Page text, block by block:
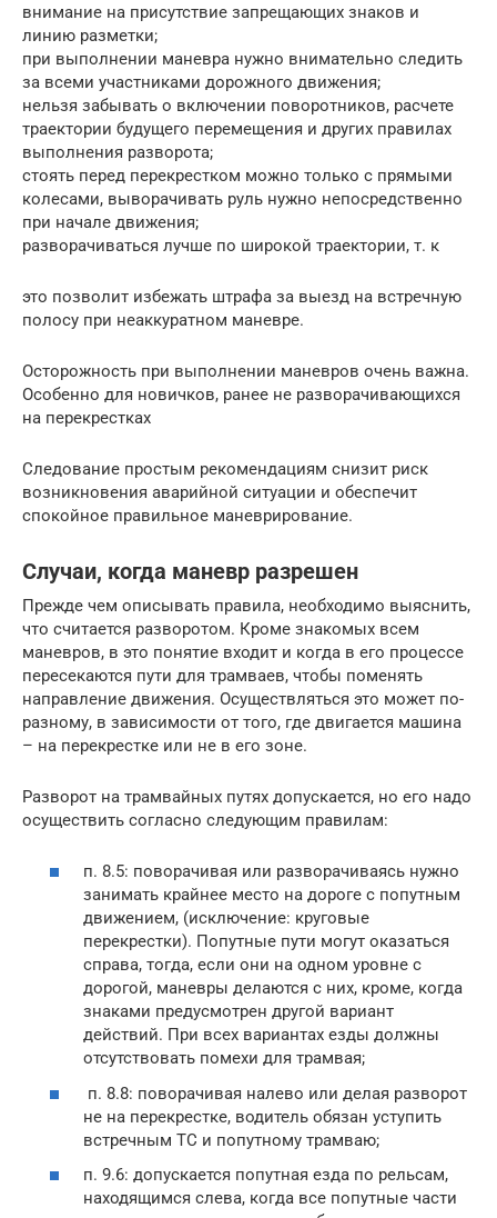
внимание на присутствие запрещающих знаков и
линию разметки;
при выполнении маневра нужно внимательно следить
за всеми участниками дорожного движения;
нельзя забывать о включении поворотников, расчете
траектории будущего перемещения и других правилах
выполнения разворота;
стоять перед перекрестком можно только с прямыми
колесами, выворачивать руль нужно непосредственно
при начале движения;
разворачиваться лучше по широкой траектории, т. к
это позволит избежать штрафа за выезд на встречную
полосу при неаккуратном маневре.
Осторожность при выполнении маневров очень важна.
Особенно для новичков, ранее не разворачивающихся
на перекрестках
Следование простым рекомендациям снизит риск
возникновения аварийной ситуации и обеспечит
спокойное правильное маневрирование.
Случаи, когда маневр разрешен
Прежде чем описывать правила, необходимо выяснить,
что считается разворотом. Кроме знакомых всем
маневров, в это понятие входит и когда в его процессе
пересекаются пути для трамваев, чтобы поменять
направление движения. Осуществляться это может по-
разному, в зависимости от того, где двигается машина
– на перекрестке или не в его зоне.
Разворот на трамвайных путях допускается, но его надо
осуществить согласно следующим правилам:
п. 8.5: поворачивая или разворачиваясь нужно
занимать крайнее место на дороге с попутным
движением, (исключение: круговые
перекрестки). Попутные пути могут оказаться
справа, тогда, если они на одном уровне с
дорогой, маневры делаются с них, кроме, когда
знаками предусмотрен другой вариант
действий. При всех вариантах езды должны
отсутствовать помехи для трамвая;
п. 8.8: поворачивая налево или делая разворот
не на перекрестке, водитель обязан уступить
встречным ТС и попутному трамваю;
п. 9.6: допускается попутная езда по рельсам,
находящимся слева, когда все попутные части